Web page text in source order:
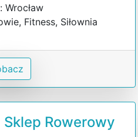
Wrocław
Fitness, Siłownia
Rowerowy